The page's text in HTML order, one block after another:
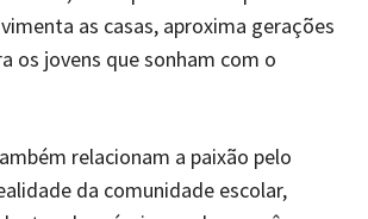
as casas, aproxima gerações
os jovens que sonham com o
relacionam a paixão pelo
da comunidade escolar,